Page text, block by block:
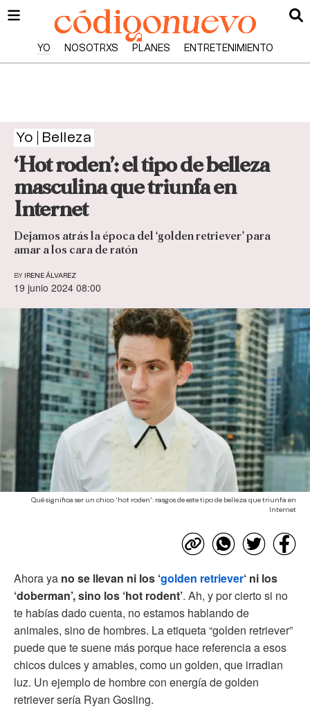
YO NOSOTRXS PLANES ENTRETENIMIENTO
Yo Belleza
‘Hot roden’: el tipo de belleza
masculina que triunfa en
Internet
Dejamos atrás la época del ‘golden retriever’ para
amar a los cara de ratón
BY IRENE ÁLVAREZ
19 junio 2024 08:00
Qué significa ser un chico ‘hot roden’: rasgos de este tipo de belleza que triunfa en
Internet
Ahora ya no se llevan ni los ‘golden retriever‘ ni los
‘doberman’, sino los ‘hot rodent’. Ah, y por cierto si no
te habías dado cuenta, no estamos hablando de
animales, sino de hombres. La etiqueta “golden retriever”
puede que te suene más porque hace referencia a esos
chicos dulces y amables, como un golden, que irradian
luz. Un ejemplo de hombre con energía de golden
retriever sería Ryan Gosling.